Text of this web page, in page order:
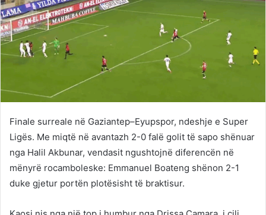
Finale surreale në Gaziantep–Eyupspor, ndeshje e Super
Ligës. Me miqtë në avantazh 2-0 falë golit të sapo shënuar
nga Halil Akbunar, vendasit ngushtojnë diferencën në
mënyrë rocamboleske: Emmanuel Boateng shënon 2-1
duke gjetur portën plotësisht të braktisur.